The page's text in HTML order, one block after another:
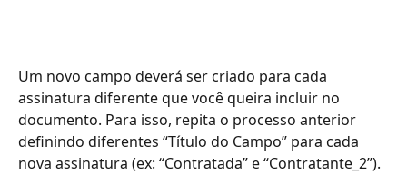
Um novo campo deverá ser criado para cada
assinatura diferente que você queira incluir no
documento. Para isso, repita o processo anterior
definindo diferentes “Título do Campo” para cada
nova assinatura (ex: “Contratada” e “Contratante_2”).